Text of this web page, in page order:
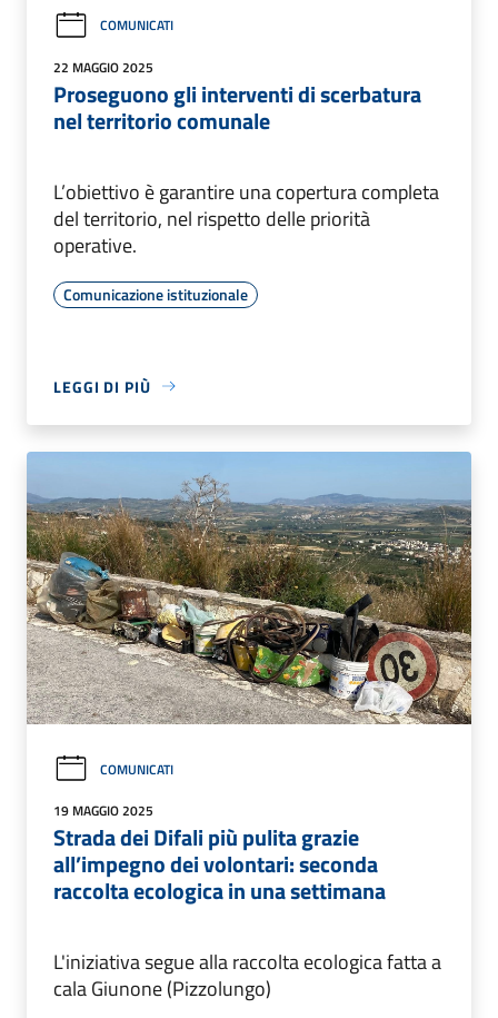
COMUNICATI
22 MAGGIO 2025
Proseguono gli interventi di scerbatura
nel territorio comunale
L’obiettivo è garantire una copertura completa
del territorio, nel rispetto delle priorità
operative.
Comunicazione istituzionale
LEGGI DI PIÙ
COMUNICATI
19 MAGGIO 2025
Strada dei Difali più pulita grazie
all’impegno dei volontari: seconda
raccolta ecologica in una settimana
L'iniziativa segue alla raccolta ecologica fatta a
cala Giunone (Pizzolungo)